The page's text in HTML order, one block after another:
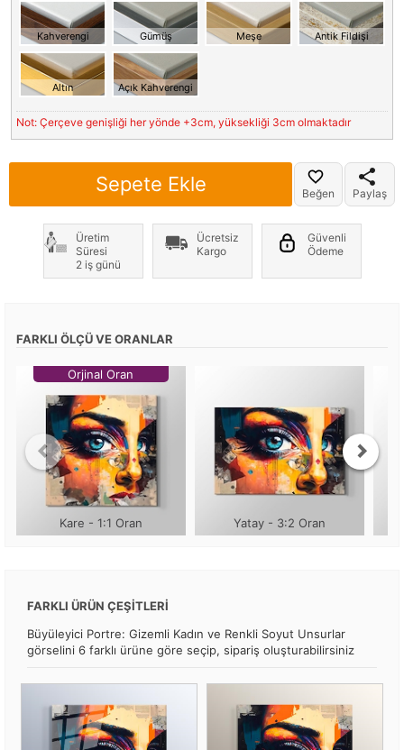
Kahverengi Gümüş Meşe Antik Fildişi
Altın Açık Kahverengi
Not: Çerçeve genişliği her yönde +3cm, yüksekliği 3cm olmaktadır
Sepete Ekle Beğen Paylaş
Üretim
Süresi
2 iş günü
Ücretsiz
Kargo
Güvenli
Ödeme
FARKLI ÖLÇÜ VE ORANLAR
Orjinal Oran
Kare - 1:1 Oran Yatay - 3:2 Oran
FARKLI ÜRÜN ÇEŞİTLERİ
Büyüleyici Portre: Gizemli Kadın ve Renkli Soyut Unsurlar
görselini 6 farklı ürüne göre seçip, sipariş oluşturabilirsiniz